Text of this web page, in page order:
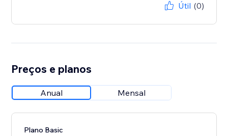
Útil (0)
Preços e planos
Anual Mensal
Plano Basic